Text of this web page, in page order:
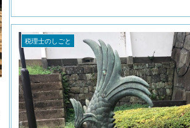
税理士のしごと